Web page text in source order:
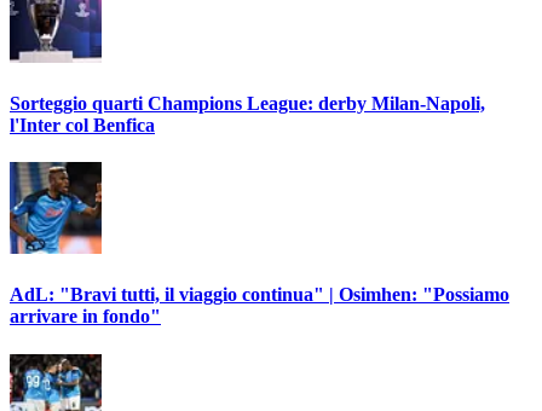
Sorteggio quarti Champions League: derby Milan-Napoli,
l'Inter col Benfica
AdL: "Bravi tutti, il viaggio continua" | Osimhen: "Possiamo
arrivare in fondo"